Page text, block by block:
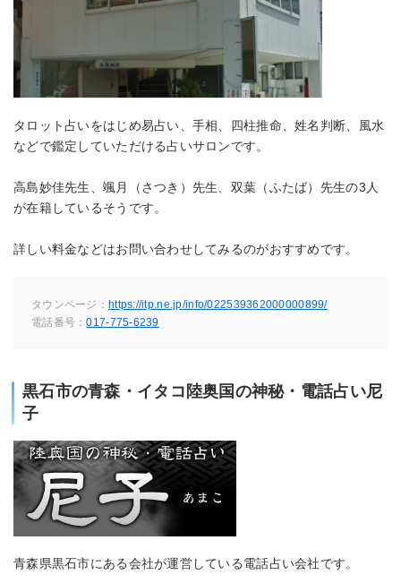
タロット占いをはじめ易占い、手相、四柱推命、姓名判断、風水
などで鑑定していただける占いサロンです。
高島妙佳先生、颯月（さつき）先生、双葉（ふたば）先生の3人
が在籍しているそうです。
詳しい料金などはお問い合わせしてみるのがおすすめです。
タウンページ： https://itp.ne.jp/info/022539362000000899/
電話番号：017-775-6239
黒石市の青森・イタコ陸奥国の神秘・電話占い尼
子
青森県黒石市にある会社が運営している電話占い会社です。